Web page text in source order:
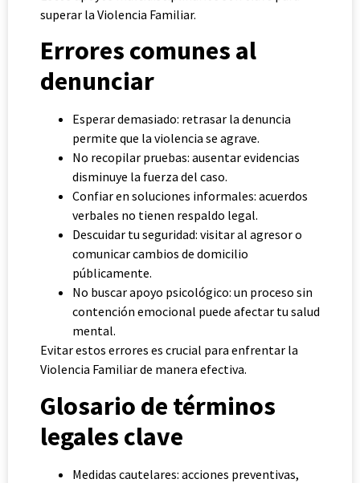
superar la Violencia Familiar.
Errores comunes al
denunciar
Esperar demasiado: retrasar la denuncia
permite que la violencia se agrave.
No recopilar pruebas: ausentar evidencias
disminuye la fuerza del caso.
Confiar en soluciones informales: acuerdos
verbales no tienen respaldo legal.
Descuidar tu seguridad: visitar al agresor o
comunicar cambios de domicilio
públicamente.
No buscar apoyo psicológico: un proceso sin
contención emocional puede afectar tu salud
mental.
Evitar estos errores es crucial para enfrentar la
Violencia Familiar de manera efectiva.
Glosario de términos
legales clave
Medidas cautelares: acciones preventivas,